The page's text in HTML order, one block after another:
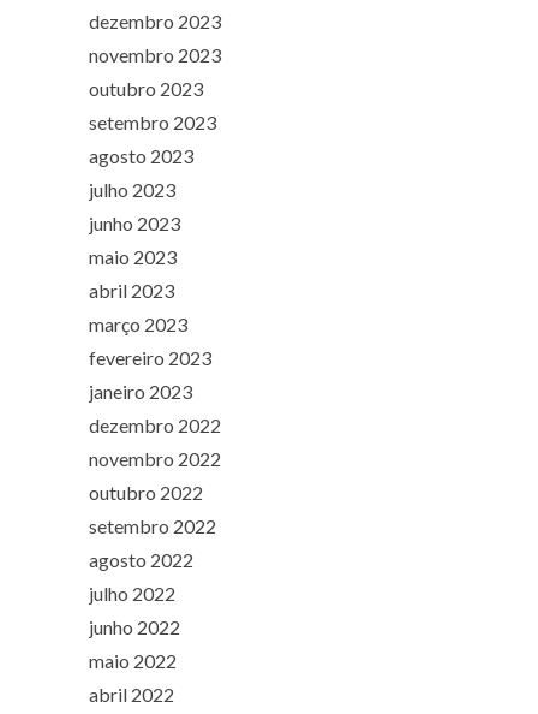
dezembro 2023
novembro 2023
outubro 2023
setembro 2023
agosto 2023
julho 2023
junho 2023
maio 2023
abril 2023
março 2023
fevereiro 2023
janeiro 2023
dezembro 2022
novembro 2022
outubro 2022
setembro 2022
agosto 2022
julho 2022
junho 2022
maio 2022
abril 2022